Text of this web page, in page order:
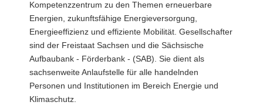
Kompetenzzentrum zu den Themen erneuerbare
Energien, zukunftsfähige Energieversorgung,
Energieeffizienz und effiziente Mobilität. Gesellschafter
sind der Freistaat Sachsen und die Sächsische
Aufbaubank - Förderbank - (SAB). Sie dient als
sachsenweite Anlaufstelle für alle handelnden
Personen und Institutionen im Bereich Energie und
Klimaschutz.